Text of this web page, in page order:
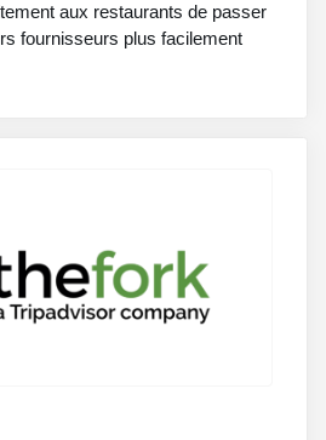
aux restaurants de passer
fournisseurs plus facilement